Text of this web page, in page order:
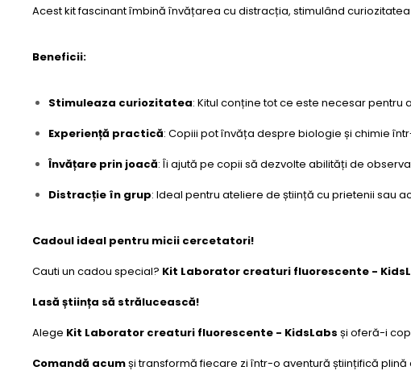
Acest kit fascinant îmbină învățarea cu distracția, stimulând
Beneficii:
Stimuleaza curiozitatea: Kitul conține tot ce este necesar
Experiență practică: Copiii pot învăța despre biologie și chimie
Învățare prin joacă: Îi ajută pe copii să dezvolte abilități de
Distracție în grup: Ideal pentru ateliere de știință cu prietenii sau
Cadoul ideal pentru micii cercetatori!
Cauti un cadou special? Kit Laborator creaturi fluorescente -
Lasă știința să strălucească!
Alege Kit Laborator creaturi fluorescente - KidsLabs și oferă-i
Comandă acumși transformă fiecare zi într-o aventură științifică